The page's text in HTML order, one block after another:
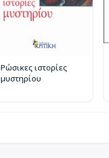
Ρώσικες ιστορίες
μυστηρίου